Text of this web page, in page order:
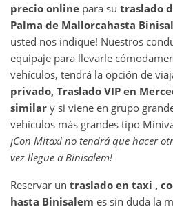
precio online para su traslado
Palma de Mallorcahasta
usted nos indique! Nuestros
equipaje para llevarle
vehículos, tendrá la opción de
privado, Traslado VIP en
similar y si viene en grupo
vehículos más grandes tipo
¡Con Mitaxi no tendrá que hacer
vez llegue a Binisalem!
Reservar un traslado en taxi ,
hasta Binisalem es sin duda la